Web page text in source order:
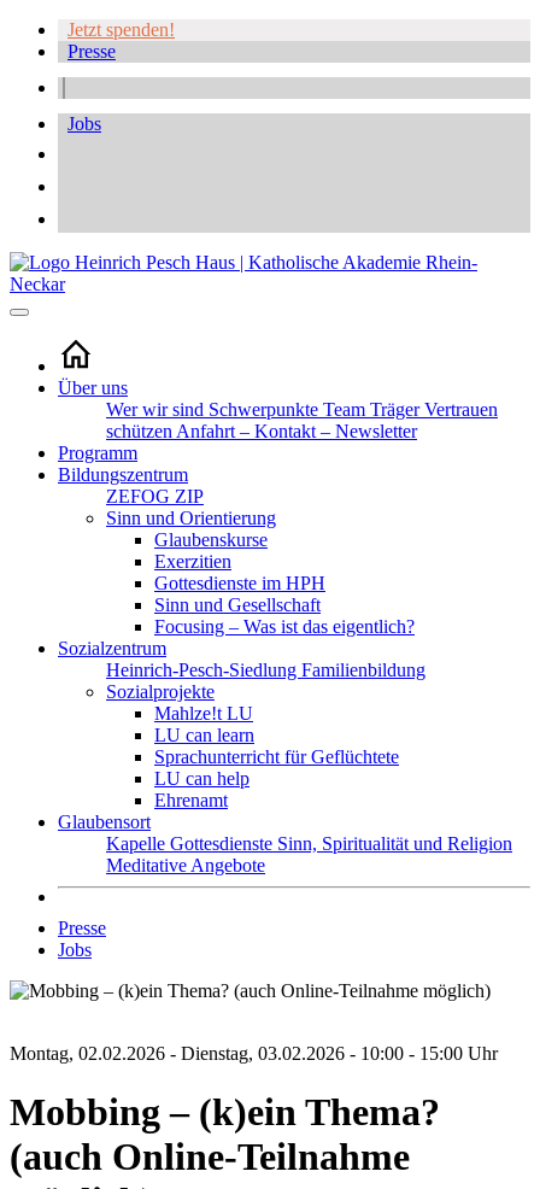
Jetzt spenden!
Presse
Jobs
Über uns
Wer wir sind Schwerpunkte Team TrägerVertrauen
schützen Anfahrt – Kontakt – Newsletter
Programm
Bildungszentrum
ZEFOG ZIP
Sinn und Orientierung
Glaubenskurse
Exerzitien
Gottesdienste im HPH
Sinn und Gesellschaft
Focusing – Was ist das eigentlich?
Sozialzentrum
Heinrich-Pesch-Siedlung Familienbildung
Sozialprojekte
Mahlze!t LU
LU can learn
Sprachunterricht für Geflüchtete
LU can help
Ehrenamt
Glaubensort
Kapelle Gottesdienste Sinn, Spiritualität und Religion
Meditative Angebote
Presse
Jobs
Montag, 02.02.2026 - Dienstag, 03.02.2026 - 10:00 - 15:00 Uhr
Mobbing – (k)ein Thema?
(auch Online-Teilnahme